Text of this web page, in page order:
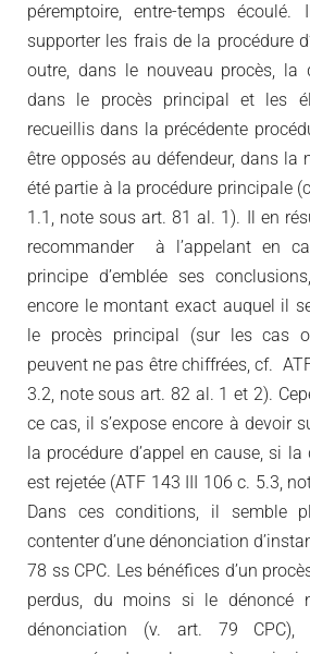
péremptoire, entre-temps écoulé.
supporter les frais de la procédure
outre, dans le nouveau procès, la
dans le procès principal et les
recueillis dans la précédente
être opposés au défendeur, dans la
été partie à la procédure principale
1.1, note sous art. 81 al. 1). Il en
recommander à l’appelant en
principe d’emblée ses
encore le montant exact auquel il
le procès principal (sur les cas
peuvent ne pas être chiffrées, cf.
3.2, note sous art. 82 al. 1 et 2).
ce cas, il s’expose encore à devoir
la procédure d’appel en cause, si
est rejetée (ATF 143 III 106 c. 5.3,
Dans ces conditions, il semble
contenter d’une dénonciation
78 ss CPC. Les bénéfices d’un
perdus, du moins si le dénoncé
dénonciation (v. art. 79